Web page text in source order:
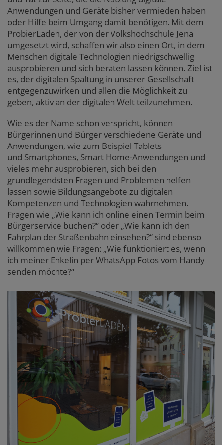
Anwendungen und Geräte bisher vermieden haben
oder Hilfe beim Umgang damit benötigen. Mit dem
ProbierLaden, der von der Volkshochschule Jena
umgesetzt wird, schaffen wir also einen Ort, in dem
Menschen digitale Technologien niedrigschwellig
ausprobieren und sich beraten lassen können. Ziel ist
es, der digitalen Spaltung in unserer Gesellschaft
entgegenzuwirken und allen die Möglichkeit zu
geben, aktiv an der digitalen Welt teilzunehmen.
Wie es der Name schon verspricht, können
Bürgerinnen und Bürger verschiedene Geräte und
Anwendungen, wie zum Beispiel Tablets
und Smartphones, Smart Home-Anwendungen und
vieles mehr ausprobieren, sich bei den
grundlegendsten Fragen und Problemen helfen
lassen sowie Bildungsangebote zu digitalen
Kompetenzen und Technologien wahrnehmen.
Fragen wie „Wie kann ich online einen Termin beim
Bürgerservice buchen?“ oder „Wie kann ich den
Fahrplan der Straßenbahn einsehen?“ sind ebenso
willkommen wie Fragen: „Wie funktioniert es, wenn
ich meiner Enkelin per WhatsApp Fotos vom Handy
senden möchte?“